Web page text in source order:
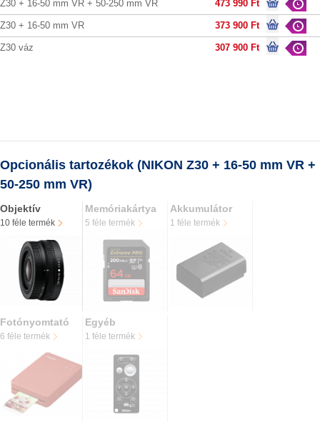
Z30 + 16-50 mm VR + 50-250 mm VR 473 990 Ft
Z30 + 16-50 mm VR 373 900 Ft
Z30 váz 307 900 Ft
Opcionális tartozékok (NIKON Z30 + 16-50 mm VR +
50-250 mm VR)
Objektív
10 féle termék
Memóriakártya
5 féle termék
Akkumulátor
1 féle termék
Fotónyomtató
6 féle termék
Egyéb
1 féle termék